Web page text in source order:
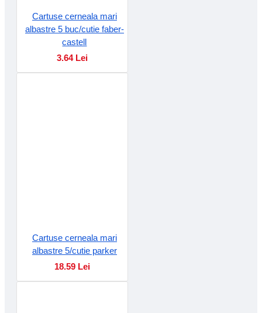
Cartuse cerneala mari
albastre 5 buc/cutie faber-
castell
3.64 Lei
Cartuse cerneala mari
albastre 5/cutie parker
18.59 Lei